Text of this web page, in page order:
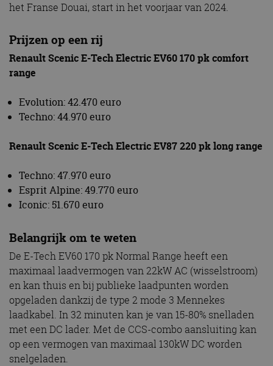
het Franse Douai, start in het voorjaar van 2024.
Prijzen op een rij
Renault Scenic E-Tech Electric EV60 170 pk comfort
range
Evolution: 42.470 euro
Techno: 44.970 euro
Renault Scenic E-Tech Electric EV87 220 pk long range
Techno: 47.970 euro
Esprit Alpine: 49.770 euro
Iconic: 51.670 euro
Belangrijk om te weten
De E-Tech EV60 170 pk Normal Range heeft een
maximaal laadvermogen van 22kW AC (wisselstroom)
en kan thuis en bij publieke laadpunten worden
opgeladen dankzij de type 2 mode 3 Mennekes
laadkabel. In 32 minuten kan je van 15-80% snelladen
met een DC lader. Met de CCS-combo aansluiting kan
op een vermogen van maximaal 130kW DC worden
snelgeladen.